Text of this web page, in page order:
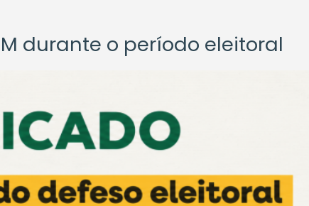
durante o período eleitoral